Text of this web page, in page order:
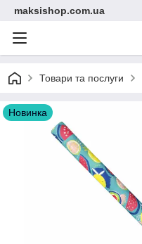
maksishop.com.ua
Товари та послуги
Новинка